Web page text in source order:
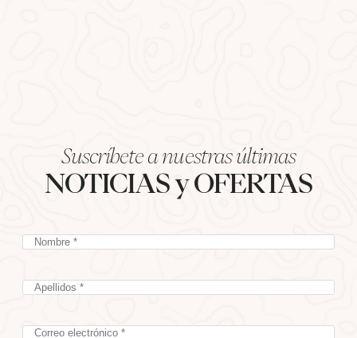
Suscríbete a nuestras últimas
NOTICIAS y OFERTAS